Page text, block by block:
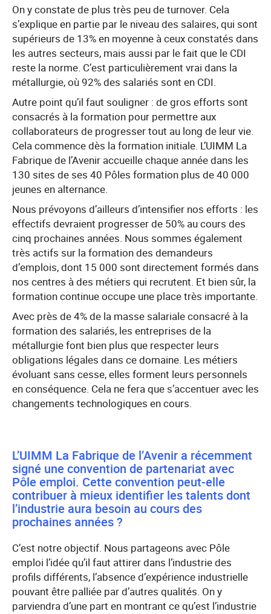
On y constate de plus très peu de turnover. Cela
s’explique en partie par le niveau des salaires, qui sont
supérieurs de 13% en moyenne à ceux constatés dans
les autres secteurs, mais aussi par le fait que le CDI
reste la norme. C’est particulièrement vrai dans la
métallurgie, où 92% des salariés sont en CDI.
Autre point qu’il faut souligner : de gros efforts sont
consacrés à la formation pour permettre aux
collaborateurs de progresser tout au long de leur vie.
Cela commence dès la formation initiale. L’UIMM La
Fabrique de l’Avenir accueille chaque année dans les
130 sites de ses 40 Pôles formation plus de 40 000
jeunes en alternance.
Nous prévoyons d’ailleurs d’intensifier nos efforts : les
effectifs devraient progresser de 50% au cours des
cinq prochaines années. Nous sommes également
très actifs sur la formation des demandeurs
d’emplois, dont 15 000 sont directement formés dans
nos centres à des métiers qui recrutent. Et bien sûr, la
formation continue occupe une place très importante.
Avec près de 4% de la masse salariale consacré à la
formation des salariés, les entreprises de la
métallurgie font bien plus que respecter leurs
obligations légales dans ce domaine. Les métiers
évoluant sans cesse, elles forment leurs personnels
en conséquence. Cela ne fera que s’accentuer avec les
changements technologiques en cours.
L’UIMM La Fabrique de l’Avenir a récemment
signé une convention de partenariat avec
Pôle emploi. Cette convention peut-elle
contribuer à mieux identifier les talents dont
l’industrie aura besoin au cours des
prochaines années ?
C’est notre objectif. Nous partageons avec Pôle
emploi l’idée qu’il faut attirer dans l’industrie des
profils différents, l’absence d’expérience industrielle
pouvant être palliée par d’autres qualités. On y
parviendra d’une part en montrant ce qu’est l’industrie